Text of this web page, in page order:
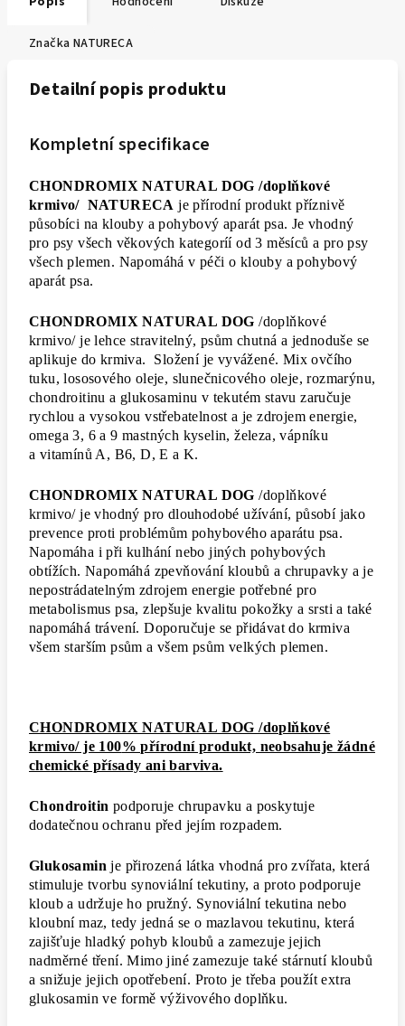
Značka NATURECA
Detailní popis produktu
Kompletní specifikace
CHONDROMIX NATURAL DOG /doplňkové
krmivo/ NATURECAje přírodní produkt příznivě
působíci na klouby a pohybový aparát psa. Je vhodný
pro psy všech věkových kategoríí od 3 měsíců a pro psy
všech plemen. Napomáhá v péči o klouby a pohybový
aparát psa.
CHONDROMIX NATURAL DOG /doplňkové
krmivo/ je lehce stravitelný, psům chutná a jednoduše se
aplikuje do krmiva. Složení je vyvážené. Mix ovčího
tuku, lososového oleje, slunečnicového oleje, rozmarýnu,
chondroitinu a glukosaminu v tekutém stavu zaručuje
rychlou a vysokou vstřebatelnost a je zdrojem energie,
omega 3, 6 a 9 mastných kyselin, železa, vápníku
a vitamínů A, B6, D, E a K.
CHONDROMIX NATURAL DOG /doplňkové
krmivo/ je vhodný pro dlouhodobé užívání, působí jako
prevence proti problémům pohybového aparátu psa.
Napomáha i při kulhání nebo jiných pohybových
obtížích. Napomáhá zpevňování kloubů a chrupavky a je
nepostrádatelným zdrojem energie potřebné pro
metabolismus psa, zlepšuje kvalitu pokožky a srsti a také
napomáhá trávení. Doporučuje se přidávat do krmiva
všem starším psům a všem psům velkých plemen.
CHONDROMIX NATURAL DOG /doplňkové
krmivo/ je 100% přírodní produkt, neobsahuje žádné
chemické přísady ani barviva.
Chondroitin podporuje chrupavku a poskytuje
dodatečnou ochranu před jejím rozpadem.
Glukosaminje přirozená látka vhodná pro zvířata, která
stimuluje tvorbu synoviální tekutiny, a proto podporuje
kloub a udržuje ho pružný. Synoviální tekutina nebo
kloubní maz, tedy jedná se o mazlavou tekutinu, která
zajišťuje hladký pohyb kloubů a zamezuje jejich
nadměrné tření. Mimo jiné zamezuje také stárnutí kloubů
a snižuje jejich opotřebení. Proto je třeba použít extra
glukosamin ve formě výživového doplňku.